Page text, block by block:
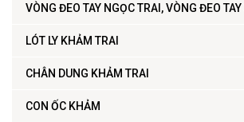
VÒNG ĐEO TAY NGỌC TRAI, VÒNG ĐEO
LÓT LY KHẢM TRAI
CHÂN DUNG KHẢM TRAI
CON ỐC KHẢM